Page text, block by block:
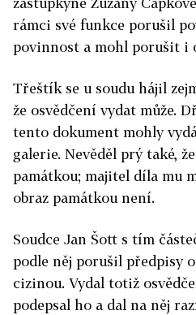
rámci své funkce porušil
povinnost a mohl porušit i
Třeštík se u soudu hájil
že osvědčení vydat může.
tento dokument mohly
galerie. Nevěděl prý také,
památkou; majitel díla mu
obraz památkou není.
Soudce Jan Šott s tím
podle něj porušil předpisy
cizinou. Vydal totiž
podepsal ho a dal na něj